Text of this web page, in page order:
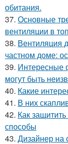
обитания.
37. Основные
вентиляции в
38. Вентиляция
частном доме:
39. Интересные
могут быть
40. Какие
41. В них
42. Как
способы
43. Дизайнер на